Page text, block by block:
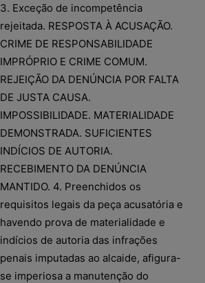
3. Exceção de incompetência
rejeitada. RESPOSTA À ACUSAÇÃO.
CRIME DE RESPONSABILIDADE
IMPRÓPRIO E CRIME COMUM.
REJEIÇÃO DA DENÚNCIA POR FALTA
DE JUSTA CAUSA.
IMPOSSIBILIDADE. MATERIALIDADE
DEMONSTRADA. SUFICIENTES
INDÍCIOS DE AUTORIA.
RECEBIMENTO DA DENÚNCIA
MANTIDO. 4. Preenchidos os
requisitos legais da peça acusatória e
havendo prova de materialidade e
indícios de autoria das infrações
penais imputadas ao alcaide, afigura-
se imperiosa a manutenção do